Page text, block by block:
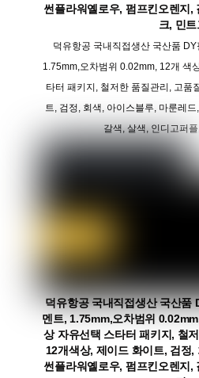
썬플라워옐로우, 펌프킨오렌지,
크, 민트
덕유항공 국내직접생산 국산품
1.75mm,오차범위 0.02mm, 12개 색
타터 패키지, 철저한 품질관리, 고품
트, 검정, 회색, 아이스블루, 마룬레
갈색, 살색, 인디고퍼
덕유항공 국내직접생산 국산품
멘트, 1.75mm,오차범위
상 자유선택 스타터 패키지, 철
12개색상, 제이드 화이트, 검정
썬플라워옐로우, 펌프킨오렌지,